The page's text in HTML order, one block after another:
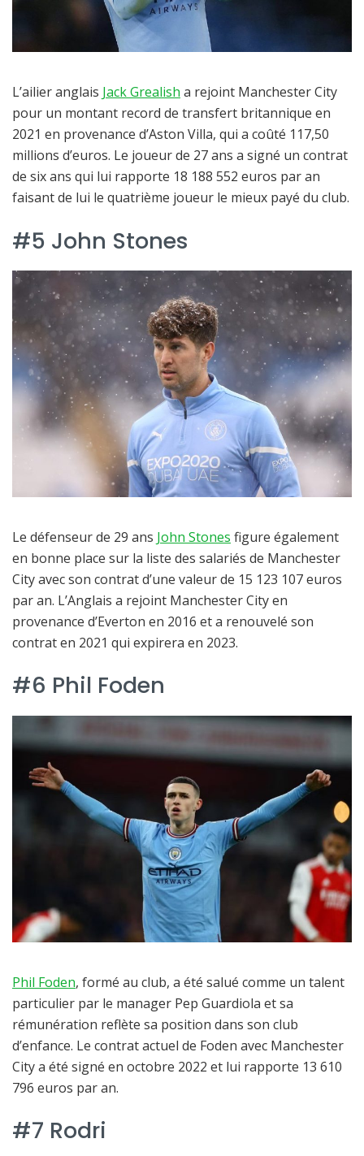
L’ailier anglais Jack Grealish a rejoint Manchester City
pour un montant record de transfert britannique en
2021 en provenance d’Aston Villa, qui a coûté 117,50
millions d’euros. Le joueur de 27 ans a signé un contrat
de six ans qui lui rapporte 18 188 552 euros par an
faisant de lui le quatrième joueur le mieux payé du club.
#5 John Stones
Le défenseur de 29 ans John Stones figure également
en bonne place sur la liste des salariés de Manchester
City avec son contrat d’une valeur de 15 123 107 euros
par an. L’Anglais a rejoint Manchester City en
provenance d’Everton en 2016 et a renouvelé son
contrat en 2021 qui expirera en 2023.
#6 Phil Foden
Phil Foden, formé au club, a été salué comme un talent
particulier par le manager Pep Guardiola et sa
rémunération reflète sa position dans son club
d’enfance. Le contrat actuel de Foden avec Manchester
City a été signé en octobre 2022 et lui rapporte 13 610
796 euros par an.
#7 Rodri